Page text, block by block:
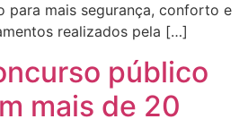
para mais segurança, conforto e
realizados pela […]
público
mais de 20